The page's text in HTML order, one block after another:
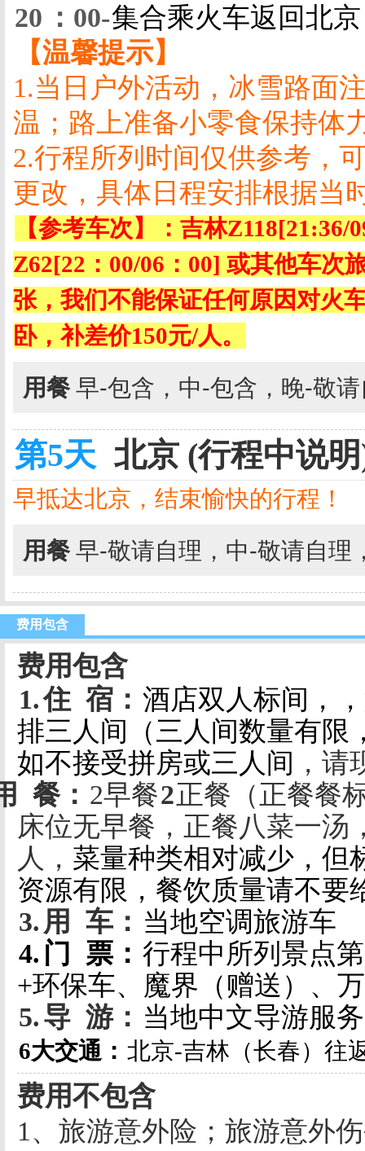
20 ： 00-集合乘火车返回北
【温馨提示】
1.当日户外活动，冰雪路面
温；路上准备小零食保持体
2.行程所列时间仅供参考，
更改，具体日程安排根据当
【参考车次】：吉林Z118[21:36/
Z62[22 ： 00/06 ： 00] 或其他车次
张，我们不能保证任何原因对火
卧，补差价150元/人。
用餐 早-包含，中-包含，晚-敬
第5天 北京 (行程中说
早抵达北京，结束愉快的行程！
用餐 早-敬请自理，中-敬请自理
费用包含
费用包含
1.住 宿： 酒店双人标间，
排三人间（三人间数量有限
如不接受拼房或三人间 ，
餐： 2早餐2正餐（正餐餐
床位无早餐，正餐八菜一汤
人， 菜量种类相对减少，但
资源有限，餐饮质量请不要
3. 用 车： 当地空调旅游车
4. 门 票： 行程中所列景点
+环保车、魔界（赠送）、
5.导 游： 当地中文导游服
6大交通： 北京-吉林（长春）往
费用不包含
1、旅游意外险； 旅游意外